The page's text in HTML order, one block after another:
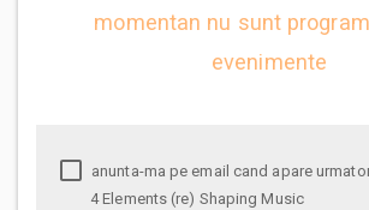
momentan nu sunt
evenimente
4 Elements (re) Shaping Music